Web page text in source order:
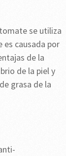
se utiliza
es causada por
de la
de la piel y
grasa de la